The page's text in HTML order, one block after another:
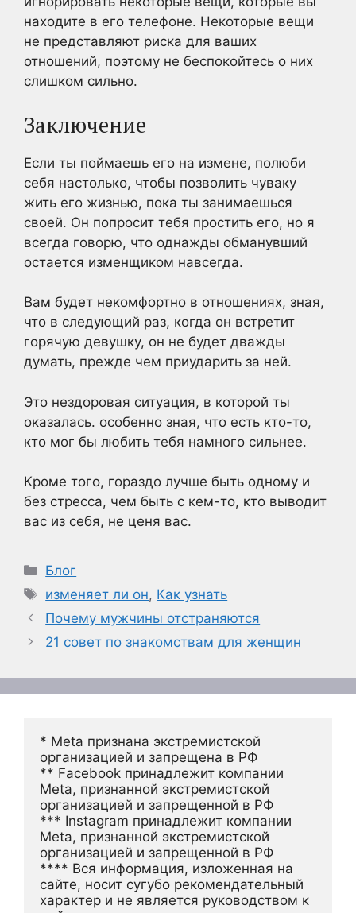
находите в его телефоне. Некоторые вещи
не представляют риска для ваших
отношений, поэтому не беспокойтесь о них
слишком сильно.
Заключение
Если ты поймаешь его на измене, полюби
себя настолько, чтобы позволить чуваку
жить его жизнью, пока ты занимаешься
своей. Он попросит тебя простить его, но я
всегда говорю, что однажды обманувший
остается изменщиком навсегда.
Вам будет некомфортно в отношениях, зная,
что в следующий раз, когда он встретит
горячую девушку, он не будет дважды
думать, прежде чем приударить за ней.
Это нездоровая ситуация, в которой ты
оказалась. особенно зная, что есть кто-то,
кто мог бы любить тебя намного сильнее.
Кроме того, гораздо лучше быть одному и
без стресса, чем быть с кем-то, кто выводит
вас из себя, не ценя вас.
Рубрики
Блог
Метки
изменяет ли он, Как узнать
Почему мужчины отстраняются
21 совет по знакомствам для женщин
* Meta признана экстремистской
организацией и запрещена в РФ
** Facebook принадлежит компании
Meta, признанной экстремистской
организацией и запрещенной в РФ
*** Instagram принадлежит компании
Meta, признанной экстремистской
организацией и запрещенной в РФ
**** Вся информация, изложенная на
сайте, носит сугубо рекомендательный
характер и не является руководством к